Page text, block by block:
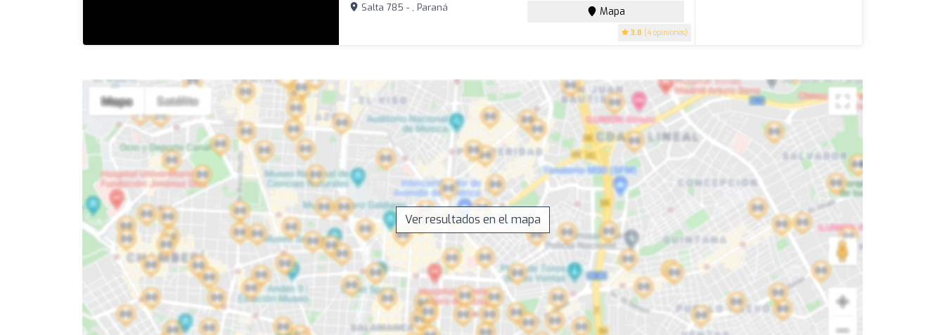
3.8 (4 opiniones)
Salta 785 - , Paraná Mapa
Ver resultados en el mapa